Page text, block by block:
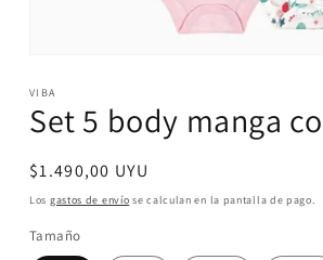
multimedia
1
en
modal
VIBA
Set 5 body manga
Precio
habitual
$1.490,00 UYU
Los gastos de envío se calculan en la pantalla de pago.
Tamaño